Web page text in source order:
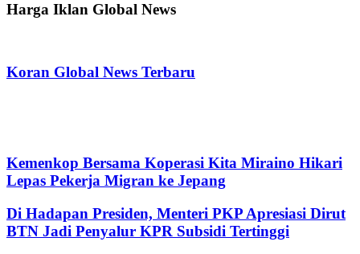
Harga Iklan Global News
Koran Global News Terbaru
Kemenkop Bersama Koperasi Kita Miraino Hikari
Lepas Pekerja Migran ke Jepang
Di Hadapan Presiden, Menteri PKP Apresiasi Dirut
BTN Jadi Penyalur KPR Subsidi Tertinggi